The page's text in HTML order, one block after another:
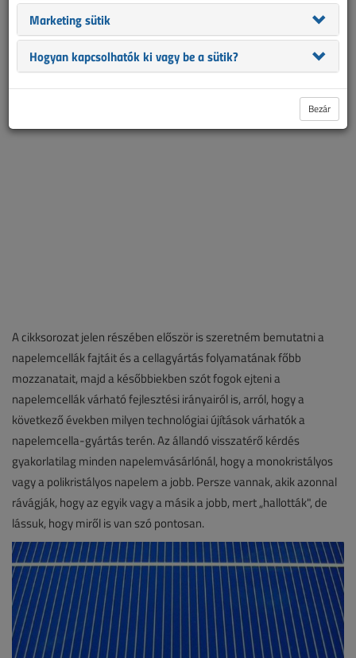
elemnek megvan a maga szerepe a maximális teljesítmény
elérésében és abban, hogy a napelemünk jelentősebb
teljesítményvesztés nélkül átvészelje a szélsőséges időjárási
körülményeket a gyártók által meghirdetett 25-30 éves hasznos
élettartam alatt.
A cikksorozat jelen részében először is szeretném bemutatni a
napelemcellák fajtáit és a cellagyártás folyamatának főbb
mozzanatait, majd a későbbiekben szót fogok ejteni a
napelemcellák várható fejlesztési irányairól is, arról, hogy a
következő években milyen technológiai újítások várhatók a
napelemcella-gyártás terén. Az állandó visszatérő kérdés
gyakorlatilag minden napelemvásárlónál, hogy a monokristályos
vagy a polikristályos napelem a jobb. Persze vannak, akik azonnal
rávágják, hogy az egyik vagy a másik a jobb, mert „hallották", de
lássuk, hogy miről is van szó pontosan.
Marketing sütik
Hogyan kapcsolhatók ki vagy be a sütik?
Bezár